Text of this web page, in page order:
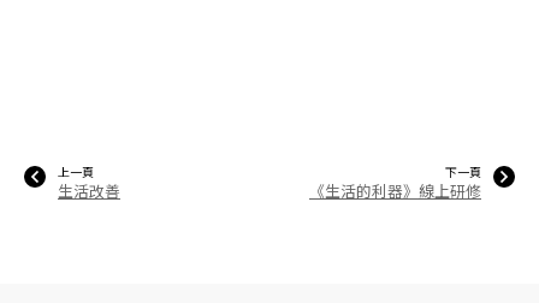
上一頁
生活改善
下一頁
《生活的利器》線上研修